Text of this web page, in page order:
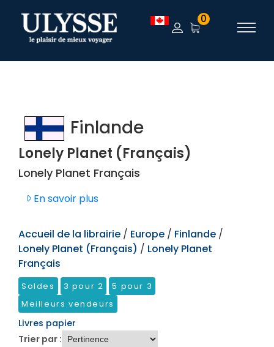
TEST 0
Finlande
Lonely Planet (Français)
Lonely Planet Français
En savoir plus
Accueil de la librairie / Europe / Finlande /
Lonely Planet (Français) / Lonely Planet
Français
Soldes 3 pour 2
5 pour 3
Meilleurs vendeurs
Livres papier
Trier par :